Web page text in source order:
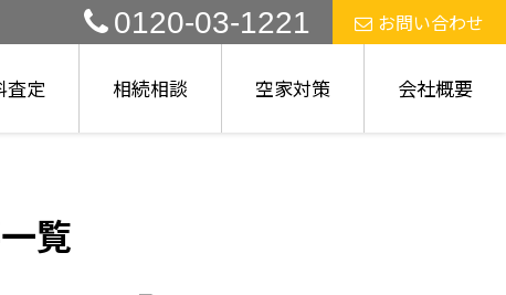
0120-03-1221 お問い合わせ
査定 相続相談 空家対策 会社概要
覧